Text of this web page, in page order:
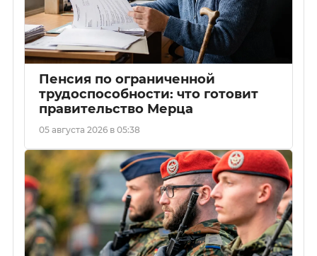
Пенсия по ограниченной
трудоспособности: что готовит
правительство Мерца
05 августа 2026 в 05:38